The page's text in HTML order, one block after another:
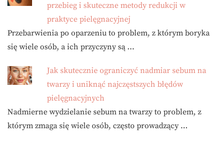
przebieg i skuteczne metody redukcji w
praktyce pielęgnacyjnej
Przebarwienia po oparzeniu to problem, z którym boryka
się wiele osób, a ich przyczyny są …
Jak skutecznie ograniczyć nadmiar sebum na
twarzy i uniknąć najczęstszych błędów
pielęgnacyjnych
Nadmierne wydzielanie sebum na twarzy to problem, z
którym zmaga się wiele osób, często prowadzący …